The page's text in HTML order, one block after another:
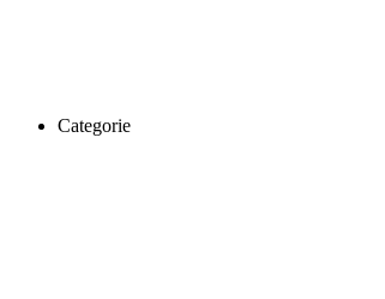
Categorie